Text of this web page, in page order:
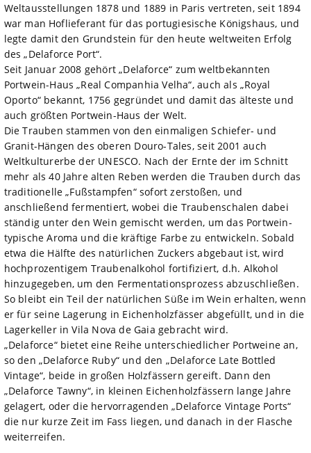
Weltausstellungen 1878 und 1889 in Paris vertreten, seit 1894
war man Hoflieferant für das portugiesische Königshaus, und
legte damit den Grundstein für den heute weltweiten Erfolg
des „Delaforce Port“.
Seit Januar 2008 gehört „Delaforce“ zum weltbekannten
Portwein-Haus „Real Companhia Velha“, auch als „Royal
Oporto“ bekannt, 1756 gegründet und damit das älteste und
auch größten Portwein-Haus der Welt.
Die Trauben stammen von den einmaligen Schiefer- und
Granit-Hängen des oberen Douro-Tales, seit 2001 auch
Weltkulturerbe der UNESCO. Nach der Ernte der im Schnitt
mehr als 40 Jahre alten Reben werden die Trauben durch das
traditionelle „Fußstampfen“ sofort zerstoßen, und
anschließend fermentiert, wobei die Traubenschalen dabei
ständig unter den Wein gemischt werden, um das Portwein-
typische Aroma und die kräftige Farbe zu entwickeln. Sobald
etwa die Hälfte des natürlichen Zuckers abgebaut ist, wird
hochprozentigem Traubenalkohol fortifiziert, d.h. Alkohol
hinzugegeben, um den Fermentationsprozess abzuschließen.
So bleibt ein Teil der natürlichen Süße im Wein erhalten, wenn
er für seine Lagerung in Eichenholzfässer abgefüllt, und in die
Lagerkeller in Vila Nova de Gaia gebracht wird.
„Delaforce“ bietet eine Reihe unterschiedlicher Portweine an,
so den „Delaforce Ruby“ und den „Delaforce Late Bottled
Vintage“, beide in großen Holzfässern gereift. Dann den
„Delaforce Tawny“, in kleinen Eichenholzfässern lange Jahre
gelagert, oder die hervorragenden „Delaforce Vintage Ports“
die nur kurze Zeit im Fass liegen, und danach in der Flasche
weiterreifen.